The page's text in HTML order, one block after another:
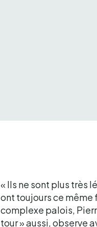
« Ils ne sont plus très
ont toujours ce
complexe palois,
tour » aussi, observe